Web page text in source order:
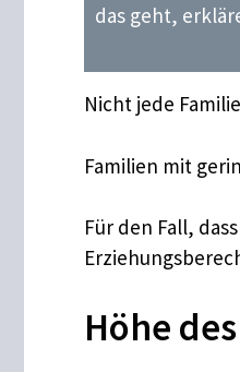
das geht,
Nicht jede
Familien mit
Für den Fall,
Höhe